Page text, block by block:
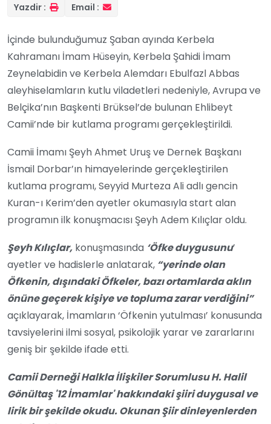
Yazdir : Email :
İçinde bulunduğumuz Şaban ayında Kerbela
Kahramanı İmam Hüseyin, Kerbela Şahidi İmam
Zeynelabidin ve Kerbela Alemdarı Ebulfazl Abbas
aleyhiselamların kutlu viladetleri nedeniyle, Avrupa ve
Belçika’nın Başkenti Brüksel’de bulunan Ehlibeyt
Camii’nde bir kutlama programı gerçekleştirildi.
Camii İmamı Şeyh Ahmet Uruş ve Dernek Başkanı
İsmail Dorbar’ın himayelerinde gerçekleştirilen
kutlama programı, Seyyid Murteza Ali adlı gencin
Kuran-ı Kerim’den ayetler okumasıyla start alan
programın ilk konuşmacısı Şeyh Adem Kılıçlar oldu.
Şeyh Kılıçlar, konuşmasında ‘Öfke duygusunu’
ayetler ve hadislerle anlatarak, “yerinde olan
Öfkenin, dışındaki Öfkeler, bazı ortamlarda aklın
önüne geçerek kişiye ve topluma zarar verdiğini”
açıklayarak, İmamların ‘Öfkenin yutulması’ konusunda
tavsiyelerini ilmi sosyal, psikolojik yarar ve zararlarını
geniş bir şekilde ifade etti.
Camii Derneği Halkla İlişkiler Sorumlusu H. Halil
Gönültaş '12 İmamlar' hakkındaki şiiri duygusal ve
lirik bir şekilde okudu. Okunan Şiir dinleyenlerden